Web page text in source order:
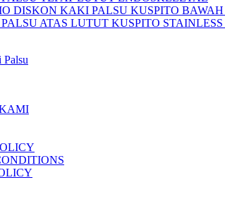
DISKON KAKI PALSU KUSPITO
ATAS LUTUT KUSPITO STAINLESS
Palsu